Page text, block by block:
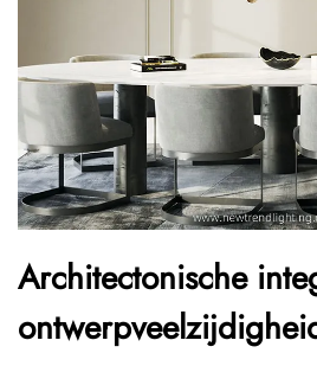
Architectonische